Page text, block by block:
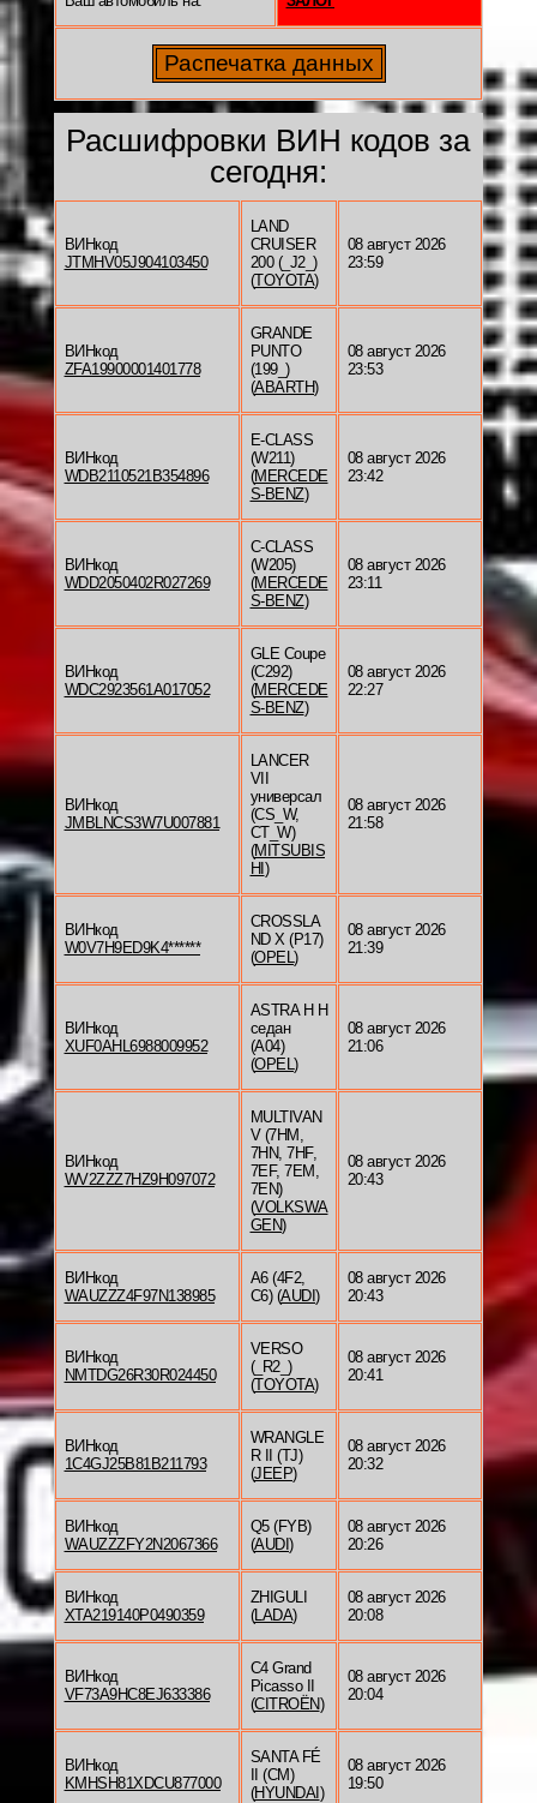
Расшифровки ВИН кодов за
сегодня:
ВИНкод
JTMHV05J904103450
LAND
CRUISER
200 (_J2_)
(TOYOTA)
08 август 2026
23:59
ВИНкод
ZFA19900001401778
GRANDE
PUNTO
(199_)
(ABARTH)
08 август 2026
23:53
ВИНкод
WDB2110521B354896
E-CLASS
(W211)
(MERCEDE
S-BENZ)
08 август 2026
23:42
ВИНкод
WDD2050402R027269
C-CLASS
(W205)
(MERCEDE
S-BENZ)
08 август 2026
23:11
ВИНкод
WDC2923561A017052
GLE Coupe
(C292)
(MERCEDE
S-BENZ)
08 август 2026
22:27
ВИНкод
JMBLNCS3W7U007881
LANCER
VII
универсал
(CS_W,
CT_W)
(MITSUBIS
HI )
08 август 2026
21:58
ВИНкод
W0V7H9ED9K4******
CROSSLA
ND X (P17)
(OPEL)
08 август 2026
21:39
ВИНкод
XUF0AHL6988009952
ASTRA H H
седан
(A04)
(OPEL)
08 август 2026
21:06
ВИНкод
WV2ZZZ7HZ9H097072
MULTIVAN
V (7HM,
7HN, 7HF,
7EF, 7EM,
7EN)
(VOLKSWA
GEN)
08 август 2026
20:43
ВИНкод
WAUZZZ4F97N138985
A6 (4F2,
C6) (AUDI )
08 август 2026
20:43
ВИНкод
NMTDG26R30R024450
VERSO
(_R2_)
(TOYOTA)
08 август 2026
20:41
ВИНкод
1C4GJ25B81B211793
WRANGLE
R II (TJ)
(JEEP)
08 август 2026
20:32
ВИНкод
WAUZZZFY2N2067366
Q5 (FYB)
(AUDI )
08 август 2026
20:26
ВИНкод
XTA219140P0490359
ZHIGULI
(LADA)
08 август 2026
20:08
ВИНкод
VF73A9HC8EJ633386
C4 Grand
Picasso II
(CITROËN)
08 август 2026
20:04
ВИНкод
KMHSH81XDCU877000
SANTA FÉ
II (CM)
(HYUNDAI )
08 август 2026
19:50